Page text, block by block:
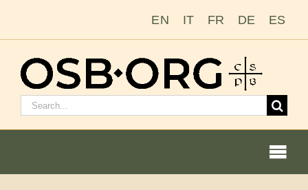
conteúdo
EN IT FR DE ES
Pesquisar